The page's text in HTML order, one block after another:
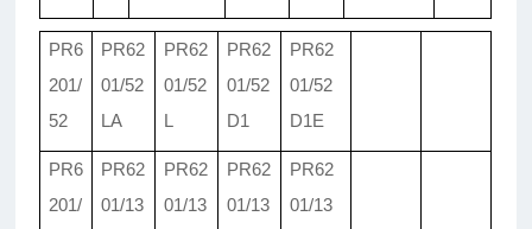
PR6
201/
52
PR62
01/52
LA
PR62
01/52
L
PR62
01/52
D1
PR62
01/52
D1E
PR6
201/
PR62
01/13
PR62
01/13
PR62
01/13
PR62
01/13